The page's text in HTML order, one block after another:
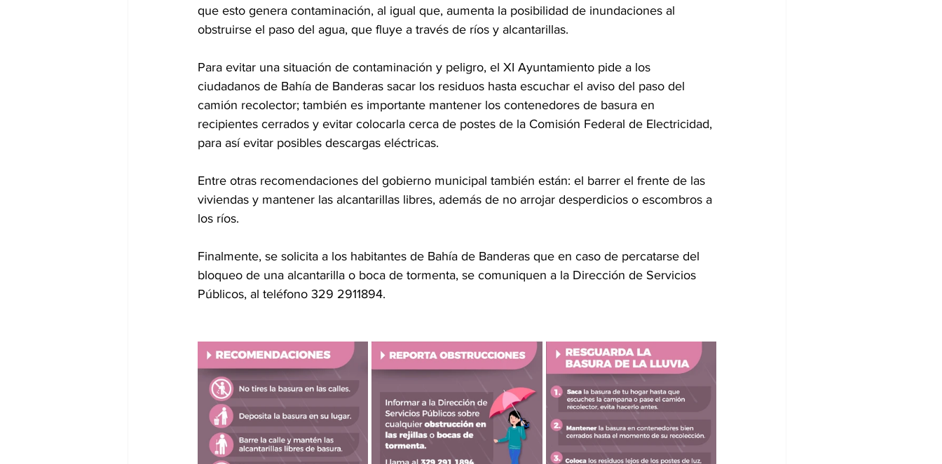
que esto genera contaminación, al igual que, aumenta la posibilidad de inundaciones al
obstruirse el paso del agua, que fluye a través de ríos y alcantarillas.
Para evitar una situación de contaminación y peligro, el XI Ayuntamiento pide a los
ciudadanos de Bahía de Banderas sacar los residuos hasta escuchar el aviso del paso del
camión recolector; también es importante mantener los contenedores de basura en
recipientes cerrados y evitar colocarla cerca de postes de la Comisión Federal de Electricidad,
para así evitar posibles descargas eléctricas.
Entre otras recomendaciones del gobierno municipal también están: el barrer el frente de las
viviendas y mantener las alcantarillas libres, además de no arrojar desperdicios o escombros a
los ríos.
Finalmente, se solicita a los habitantes de Bahía de Banderas que en caso de percatarse del
bloqueo de una alcantarilla o boca de tormenta, se comuniquen a la Dirección de Servicios
Públicos, al teléfono 329 2911894.